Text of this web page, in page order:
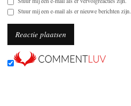
Stuur mij een e-mail als er nieuwe berichten zijn.